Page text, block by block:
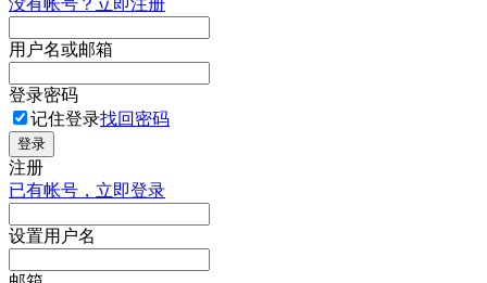
用户名或邮箱
登录密码
记住登录找回密码
登录
注册
已有帐号，立即登录
设置用户名